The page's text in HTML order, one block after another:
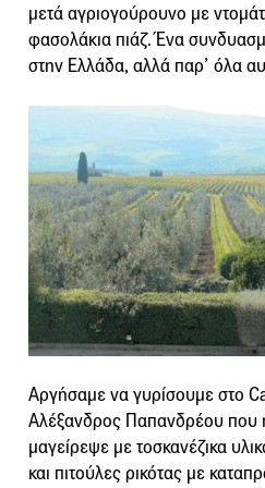
μετά αγριογούρουνο με
φασολάκια πιάζ. Ένα
στην Ελλάδα, αλλά παρ’ όλα
Αργήσαμε να γυρίσουμε στο
Αλέξανδρος Παπανδρέου που
μαγείρεψε με τοσκανέζικα
και πιτούλες ρικότας με